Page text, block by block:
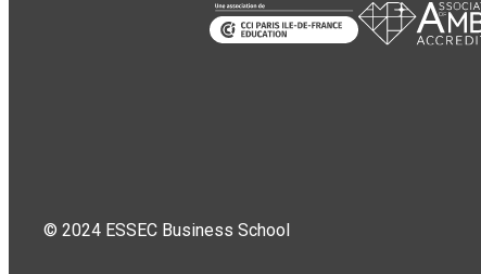
© 2024 ESSEC Business School